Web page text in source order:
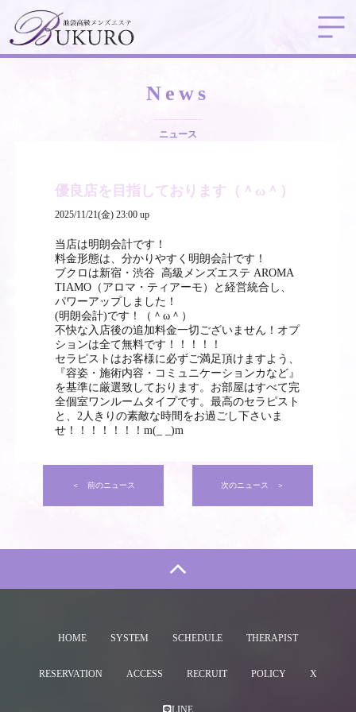
News
ニュース
優良店を目指しております（＾ω＾）
2025/11/21(金) 23:00 up
当店は明朗会計です！
料金形態は、分かりやすく明朗会計です！
ブクロは新宿・渋谷 高級メンズエステ AROMA
TIAMO（アロマ・ティアーモ）と経営統合し、
パワーアップしました！
(明朗会計)です！（＾ω＾）
不快な入店後の追加料金一切ございません！オプ
ションは全て無料です！！！！！
セラピストはお客様に必ずご満足頂けますよう、
『容姿・施術内容・コミュニケーションカなど』
を基準に厳選致しております。お部屋はすべて完
全個室ワンルームタイプです。最高のセラピスト
と、2人きりの素敵な時間をお過ごし下さいま
せ！！！！！！！m(_ _)m
＜ 前のニュース 次のニュース ＞
HOME SYSTEM SCHEDULE THERAPIST
RESERVATION ACCESS RECRUIT POLICY X
LINE